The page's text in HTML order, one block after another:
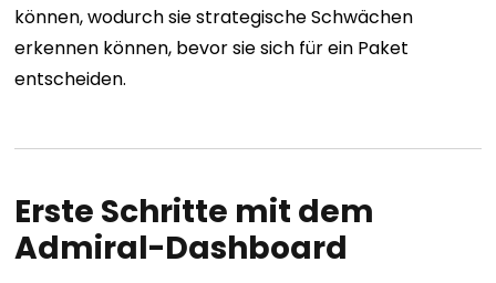
können, wodurch sie strategische Schwächen
erkennen können, bevor sie sich für ein Paket
entscheiden.
Erste Schritte mit dem
Admiral-Dashboard